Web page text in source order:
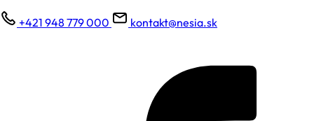
+421 948 779 000 kontakt@nesia.sk